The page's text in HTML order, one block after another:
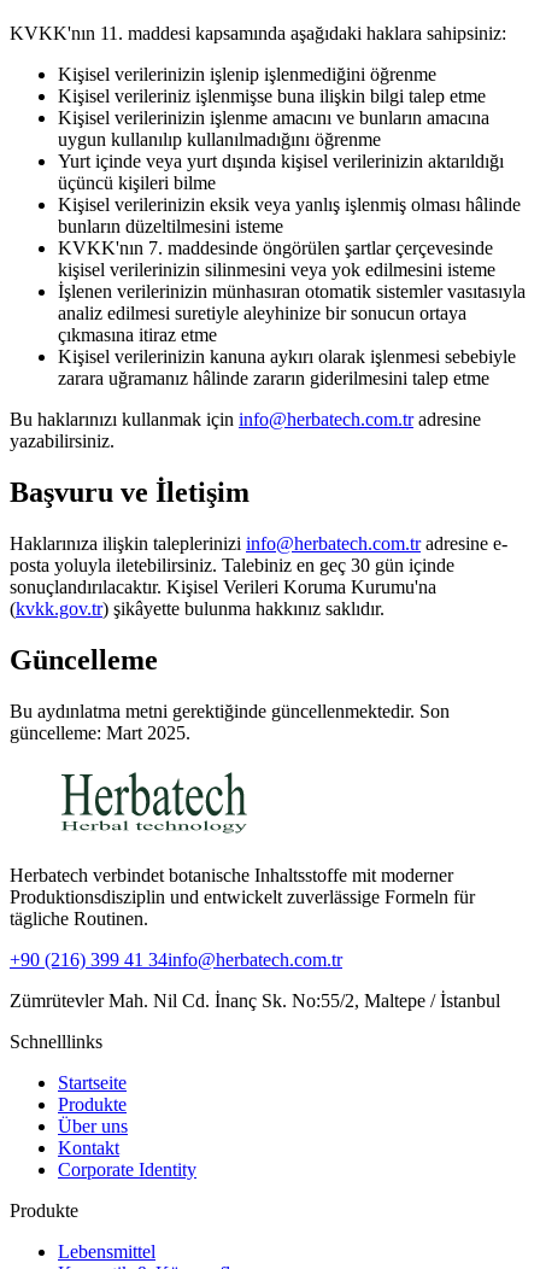
KVKK'nın 11. maddesi kapsamında aşağıdaki haklara sahipsiniz:
Kişisel verilerinizin işlenip işlenmediğini öğrenme
Kişisel verileriniz işlenmişse buna ilişkin bilgi talep etme
Kişisel verilerinizin işlenme amacını ve bunların amacına
uygun kullanılıp kullanılmadığını öğrenme
Yurt içinde veya yurt dışında kişisel verilerinizin aktarıldığı
üçüncü kişileri bilme
Kişisel verilerinizin eksik veya yanlış işlenmiş olması hâlinde
bunların düzeltilmesini isteme
KVKK'nın 7. maddesinde öngörülen şartlar çerçevesinde
kişisel verilerinizin silinmesini veya yok edilmesini isteme
İşlenen verilerinizin münhasıran otomatik sistemler vasıtasıyla
analiz edilmesi suretiyle aleyhinize bir sonucun ortaya
çıkmasına itiraz etme
Kişisel verilerinizin kanuna aykırı olarak işlenmesi sebebiyle
zarara uğramanız hâlinde zararın giderilmesini talep etme
Bu haklarınızı kullanmak için info@herbatech.com.tr adresine
yazabilirsiniz.
Başvuru ve İletişim
Haklarınıza ilişkin taleplerinizi info@herbatech.com.tr adresine e-
posta yoluyla iletebilirsiniz. Talebiniz en geç 30 gün içinde
sonuçlandırılacaktır. Kişisel Verileri Koruma Kurumu'na
(kvkk.gov.tr) şikâyette bulunma hakkınız saklıdır.
Güncelleme
Bu aydınlatma metni gerektiğinde güncellenmektedir. Son
güncelleme: Mart 2025.
Herbatech verbindet botanische Inhaltsstoffe mit moderner
Produktionsdisziplin und entwickelt zuverlässige Formeln für
tägliche Routinen.
+90 (216) 399 41 34info@herbatech.com.tr
Zümrütevler Mah. Nil Cd. İnanç Sk. No:55/2, Maltepe / İstanbul
Schnelllinks
Startseite
Produkte
Über uns
Kontakt
Corporate Identity
Produkte
Lebensmittel